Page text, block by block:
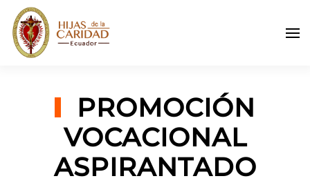
Skip to main content
PROMOCIÓN
VOCACIONAL
ASPIRANTADO